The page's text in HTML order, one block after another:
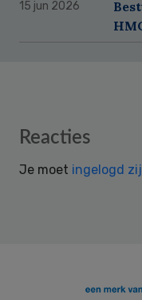
15 jun 2026
Reader
Reacties
Je moet ingelogd